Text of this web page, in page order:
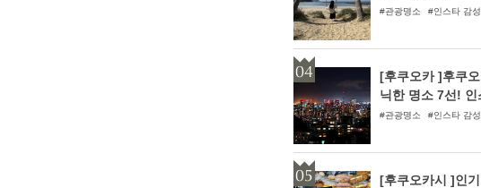
관광명소 인스타 감성
[후쿠오카 ]후쿠
닉한 명소 7선!
있는 시간을 만끽
관광명소 인스타 감성
[후쿠오카시 ]인